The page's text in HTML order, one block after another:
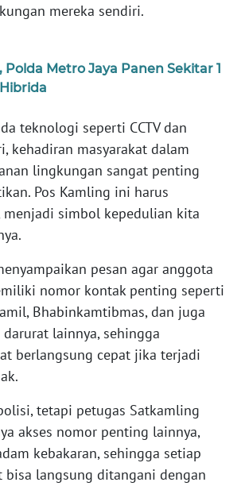
mereka sendiri.
Polda Metro Jaya Panen Sekitar 1
teknologi seperti CCTV dan
kehadiran masyarakat dalam
lingkungan sangat penting
Pos Kamling ini harus
menjadi simbol kepedulian kita
pesan agar anggota
nomor kontak penting seperti
Bhabinkamtibmas, dan juga
lainnya, sehingga
berlangsung cepat jika terjadi
tetapi petugas Satkamling
akses nomor penting lainnya,
kebakaran, sehingga setiap
bisa langsung ditangani dengan